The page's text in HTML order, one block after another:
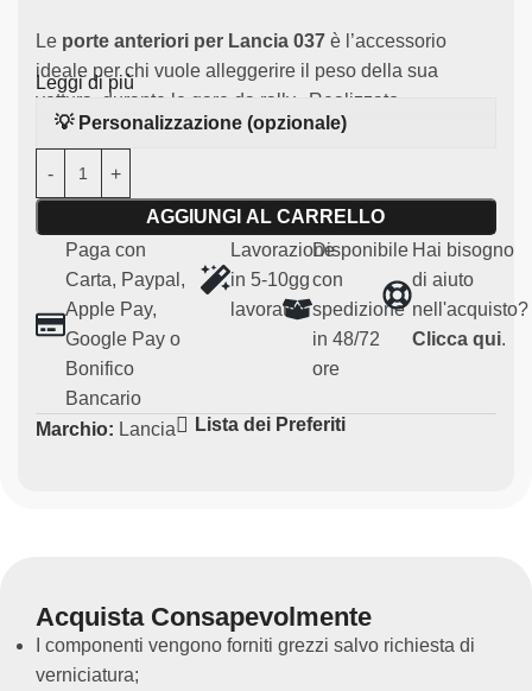
Le porte anteriori per Lancia 037 è l’accessorio
ideale per chi vuole alleggerire il peso della sua
vettura durante le gare da rally. Realizzato
vetroresina di alta qualità, questo componente è
Caratteristiche principali:
vetroresina robusta e leggera
Compatibilità:
Particolari per uso agonistico (non omologato per
Ricambio non originale
Leggi di più
💡 Personalizzazione (opzionale)
AGGIUNGI AL CARRELLO
Paga con
Carta, Paypal,
Apple Pay,
Google Pay o
Bonifico
Bancario
Lavorazione
in 5-10gg
lavorativi
Disponibile
con
spedizione
in 48/72
ore
Hai bisogno
di aiuto
nell'acquisto?
Clicca qui.
Marchio: Lancia Lista dei Preferiti
Acquista Consapevolmente
I componenti vengono forniti grezzi salvo richiesta di
verniciatura;